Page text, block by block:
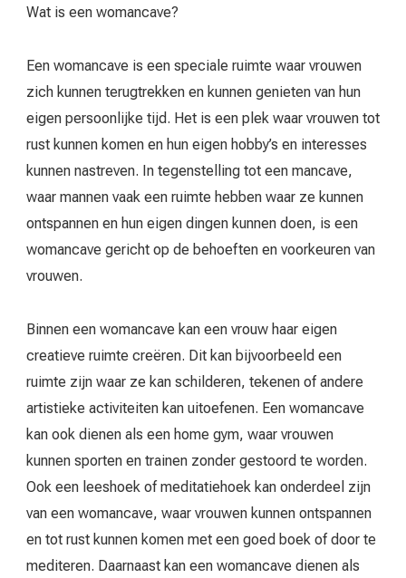
Wat is een womancave?
Een womancave is een speciale ruimte waar vrouwen
zich kunnen terugtrekken en kunnen genieten van hun
eigen persoonlijke tijd. Het is een plek waar vrouwen tot
rust kunnen komen en hun eigen hobby’s en interesses
kunnen nastreven. In tegenstelling tot een mancave,
waar mannen vaak een ruimte hebben waar ze kunnen
ontspannen en hun eigen dingen kunnen doen, is een
womancave gericht op de behoeften en voorkeuren van
vrouwen.
Binnen een womancave kan een vrouw haar eigen
creatieve ruimte creëren. Dit kan bijvoorbeeld een
ruimte zijn waar ze kan schilderen, tekenen of andere
artistieke activiteiten kan uitoefenen. Een womancave
kan ook dienen als een home gym, waar vrouwen
kunnen sporten en trainen zonder gestoord te worden.
Ook een leeshoek of meditatiehoek kan onderdeel zijn
van een womancave, waar vrouwen kunnen ontspannen
en tot rust kunnen komen met een goed boek of door te
mediteren. Daarnaast kan een womancave dienen als